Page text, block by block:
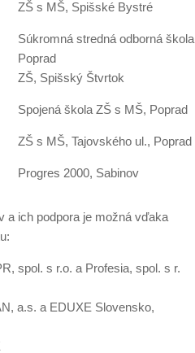
ZŠ s MŠ, Spišské Bystré
Súkromná stredná odborná
Poprad
ZŠ, Spišský Štvrtok
Spojená škola ZŠ s MŠ, Poprad
ZŠ s MŠ, Tajovského ul., Poprad
Progres 2000, Sabinov
a ich podpora je možná vďaka
spol. s r.o. a Profesia, spol. s r.
a.s. a EDUXE Slovensko,